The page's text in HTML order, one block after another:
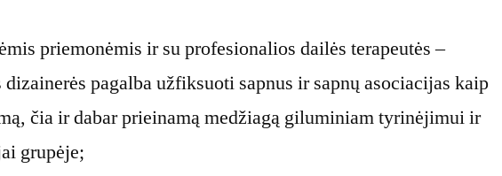
priemonėmis ir su profesionalios dailės terapeutės –
pagalba užfiksuoti sapnus ir sapnų asociacijas kaip
čia ir dabar prieinamą medžiagą giluminiam tyrinėjimui ir
grupėje;